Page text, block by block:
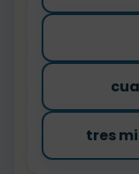
tres